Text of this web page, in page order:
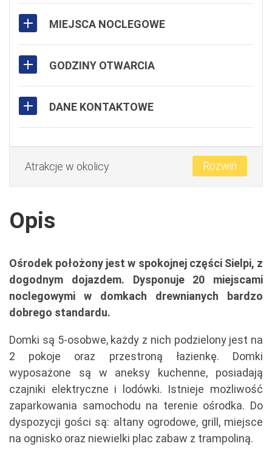
MIEJSCA NOCLEGOWE
GODZINY OTWARCIA
DANE KONTAKTOWE
Atrakcje w okolicy Rozwiń
Opis
Ośrodek położony jest w spokojnej części Sielpi, z
dogodnym dojazdem. Dysponuje 20 miejscami
noclegowymi w domkach drewnianych bardzo
dobrego standardu.
Domki są 5-osobwe, każdy z nich podzielony jest na
2 pokoje oraz przestroną łazienkę. Domki
wyposażone są w aneksy kuchenne, posiadają
czajniki elektryczne i lodówki. Istnieje możliwość
zaparkowania samochodu na terenie ośrodka. Do
dyspozycji gości są: altany ogrodowe, grill, miejsce
na ognisko oraz niewielki plac zabaw z trampoliną.